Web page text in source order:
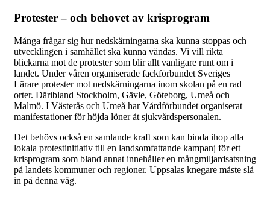
Protester – och behovet av krisprogram
Många frågar sig hur nedskärningarna ska kunna stoppas och
utvecklingen i samhället ska kunna vändas. Vi vill rikta
blickarna mot de protester som blir allt vanligare runt om i
landet. Under våren organiserade fackförbundet Sveriges
Lärare protester mot nedskärningarna inom skolan på en rad
orter. Däribland Stockholm, Gävle, Göteborg, Umeå och
Malmö. I Västerås och Umeå har Vårdförbundet organiserat
manifestationer för höjda löner åt sjukvårdspersonalen.
Det behövs också en samlande kraft som kan binda ihop alla
lokala protestinitiativ till en landsomfattande kampanj för ett
krisprogram som bland annat innehåller en mångmiljardsatsning
på landets kommuner och regioner. Uppsalas knegare måste slå
in på denna väg.